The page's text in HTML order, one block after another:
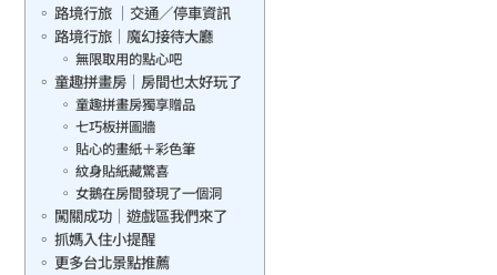
路境行旅 ｜交通／停車資訊
路境行旅｜魔幻接待大廳
無限取用的點心吧
童趣拼畫房｜房間也太好玩了
童趣拼畫房獨享贈品
七巧板拼圖牆
貼心的畫紙＋彩色筆
紋身貼紙藏驚喜
女鵝在房間發現了一個洞
闖關成功｜遊戲區我們來了
抓媽入住小提醒
更多台北景點推薦